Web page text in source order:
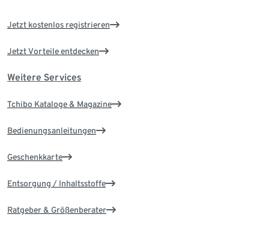
Jetzt kostenlos registrieren
Jetzt Vorteile entdecken
Weitere Services
Tchibo Kataloge & Magazine
Bedienungsanleitungen
Geschenkkarte
Entsorgung / Inhaltsstoffe
Ratgeber & Größenberater